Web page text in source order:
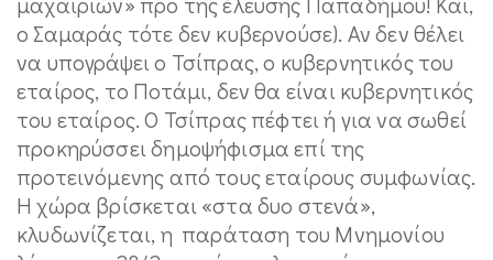
ο Σαμαράς τότε δεν κυβερνούσε). Αν δεν θέλει
να υπογράψει ο Τσίπρας, ο κυβερνητικός του
εταίρος, το Ποτάμι, δεν θα είναι κυβερνητικός
του εταίρος. Ο Τσίπρας πέφτει ή για να σωθεί
προκηρύσσει δημοψήφισμα επί της
προτεινόμενης από τους εταίρους συμφωνίας.
Η χώρα βρίσκεται «στα δυο στενά»,
κλυδωνίζεται, η παράταση του Μνημονίου